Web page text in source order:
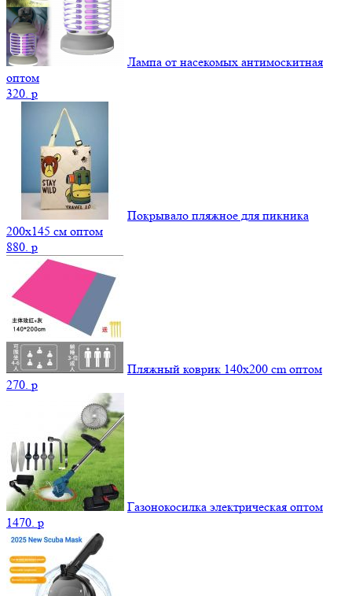
Лампа от насекомых антимоскитная
оптом
320. p
Покрывало пляжное для пикника
200х145 см оптом
880. p
Пляжный коврик 140х200 cm оптом
270. p
Газонокосилка электрическая оптом
1470. p